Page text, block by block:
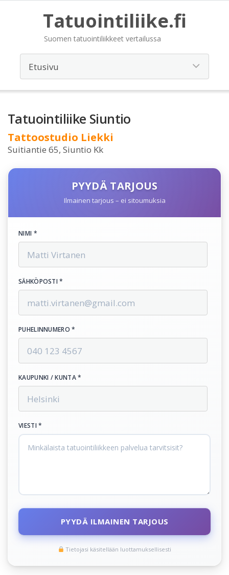
Tatuointiliike.fi
Suomen tatuointiliikkeet vertailussa
Tatuointiliike Siuntio
Tattoostudio Liekki
Suitiantie 65, Siuntio Kk
PYYDÄ TARJOUS
Ilmainen tarjous – ei sitoumuksia
NIMI *
SÄHKÖPOSTI *
PUHELINNUMERO *
KAUPUNKI / KUNTA *
VIESTI *
PYYDÄ ILMAINEN TARJOUS
Tietojasi käsitellään luottamuksellisesti